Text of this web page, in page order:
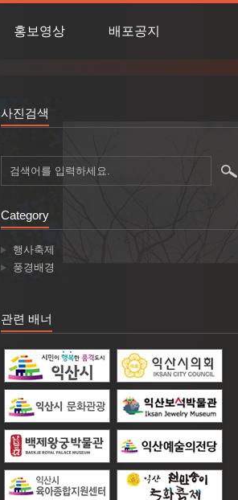
홍보영상 배포공지
사진검색
Category
행사축제
풍경배경
관련 배너